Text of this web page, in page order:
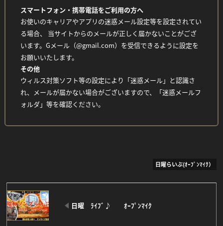
スマートフォン・携帯電話をご利用の方へ
お使いのキャリアやアプリの迷惑メール設定等を設定されてい
る場合、 当サイトからのメールが正しく届かないことがござ
います。Gメール（@gmail.com）を受信できるように設定を
お願いいたします。
その他
ウィルス対策ソフト等の設定により「迷惑メール」と認識さ
れ、メールが届かない場合がございますので、「迷惑メールフ
ォルダ」等を確認ください。
日曜らいぶ(ｵｰﾌﾟﾝﾏｲｸ）
日曜 ﾗｲﾌﾞ♪ ｵｰﾌﾟﾝﾏｲｸ